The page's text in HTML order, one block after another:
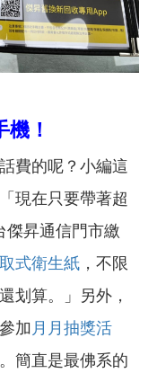
！
費的呢？小編這
現在只要帶著超
傑昇通信門市繳
式衛生紙 ，不限
划算。」另外，
加 月月抽獎活
簡直是最佛系的